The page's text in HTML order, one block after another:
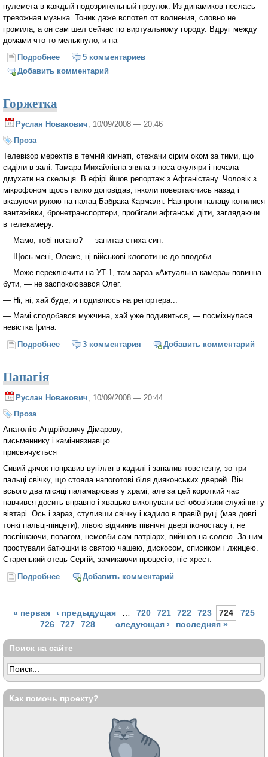
пулемета в каждый подозрительный проулок. Из динамиков неслась
тревожная музыка. Тоник даже вспотел от волнения, словно не
громила, а он сам шел сейчас по виртуальному городу. Вдруг между
домами что-то мелькнуло, и на
Подробнее о Память5 комментариев
Добавить комментарий
Горжетка
Руслан Новакович , 10/09/2008 — 20:46
Проза
Телевізор мерехтів в темній кімнаті, стежачи сірим оком за тими, що
сиділи в залі. Тамара Михайлівна зняла з носа окуляри і почала
дмухати на скельця. В ефірі йшов репортаж з Афганістану. Чоловік з
мікрофоном щось палко доповідав, інколи повертаючись назад і
вказуючи рукою на палац Бабрака Кармаля. Навпроти палацу котилися
вантажівки, бронетранспортери, пробігали афганські діти, заглядаючи
в телекамеру.
— Мамо, тобі погано? — запитав стиха син.
— Щось мені, Олеже, ці військові клопоти не до вподоби.
— Може переключити на УТ-1, там зараз «Актуальна камера» повинна
бути, — не заспокоювався Олег.
— Ні, ні, хай буде, я подивлюсь на репортера...
— Мамі сподобався мужчина, хай уже подивиться, — посміхнулася
невістка Ірина.
Подробнее о Горжетка3 комментария Добавить комментарий
Панагія
Руслан Новакович , 10/09/2008 — 20:44
Проза
Анатолію Андрійовичу Дімарову,
письменнику і каміннязнавцю
присвячується
Сивий дячок поправив вугілля в кадилі і запалив товстезну, зо три
пальці свічку, що стояла напоготові біля дияконських дверей. Він
всього два місяці паламарював у храмі, але за цей короткий час
навчився досить вправно і хвацько виконувати всі обов’язки служіння у
вівтарі. Ось і зараз, стуливши свічку і кадило в правій руці (мав довгі
тонкі пальці-пінцети), лівою відчинив північні двері іконостасу і, не
поспішаючи, повагом, немовби сам патріарх, вийшов на солею. За ним
простували батюшки із святою чашею, дискосом, списиком і лжицею.
Старенький отець Сергій, замикаючи процесію, ніс хрест.
Подробнее о ПанагіяДобавить комментарий
Страницы
« первая ‹ предыдущая 720 721 722 723 724
725
726
727 728 следующая › последняя »
Поиск на сайте
Как помочь проекту?